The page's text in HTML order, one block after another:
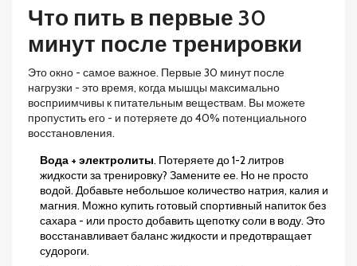
Что пить в первые 30
минут после тренировки
Это окно - самое важное. Первые 30 минут после
нагрузки - это время, когда мышцы максимально
восприимчивы к питательным веществам. Вы можете
пропустить его - и потеряете до 40% потенциального
восстановления.
Вода + электролиты. Потеряете до 1-2 литров
жидкости за тренировку? Замените ее. Но не просто
водой. Добавьте небольшое количество натрия, калия и
магния. Можно купить готовый спортивный напиток без
сахара - или просто добавить щепотку соли в воду. Это
восстанавливает баланс жидкости и предотвращает
судороги.